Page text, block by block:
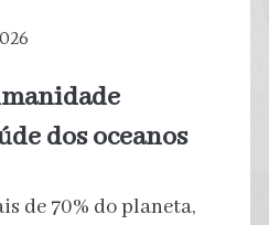
dos oceanos
de 70% do planeta,